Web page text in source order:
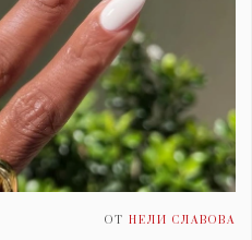
ОТ НЕЛИ СЛАВОВА